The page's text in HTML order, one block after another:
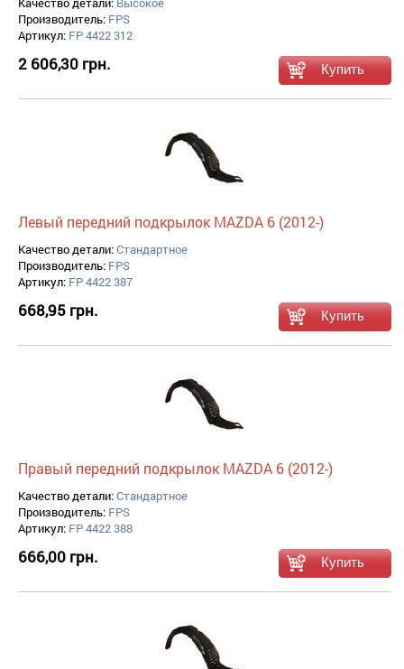
Производитель: FPS
Артикул: FP 4422 312
2 606,30 грн.
Левый передний подкрылок MAZDA 6 (2012-)
Качество детали:Стандартное
Производитель: FPS
Артикул: FP 4422 387
668,95 грн.
Правый передний подкрылок MAZDA 6 (2012-)
Качество детали:Стандартное
Производитель: FPS
Артикул: FP 4422 388
666,00 грн.